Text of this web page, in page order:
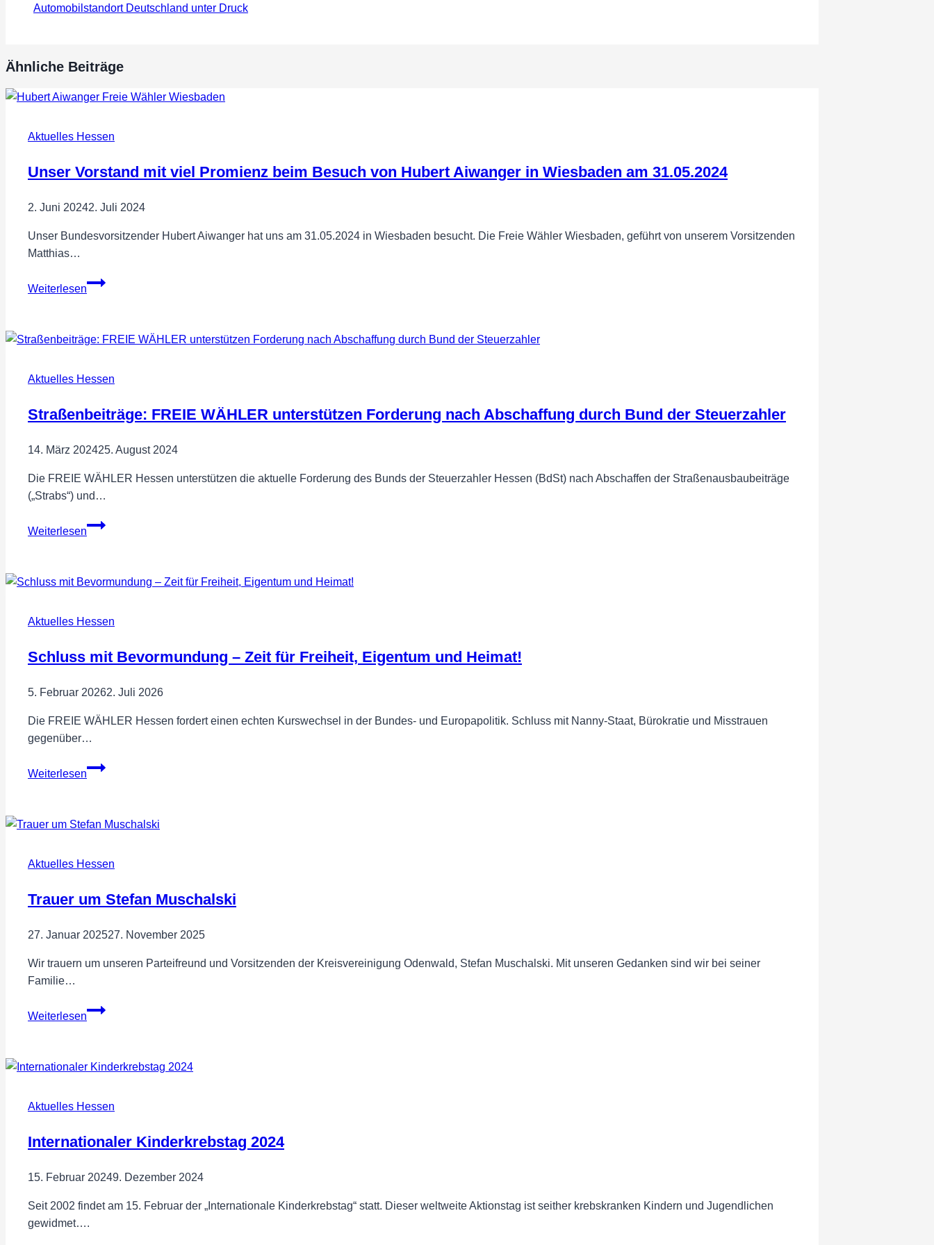
Automobilstandort Deutschland unter Druck
Ähnliche Beiträge
Aktuelles Hessen
Unser Vorstand mit viel Promienz beim Besuch von Hubert Aiwanger in Wiesbaden am 31.05.2024
2. Juni 20242. Juli 2024
Unser Bundesvorsitzender Hubert Aiwanger hat uns am 31.05.2024 in Wiesbaden besucht. Die Freie Wähler Wiesbaden, geführt von unserem Vorsitzenden
Matthias…
Weiterlesen
Unser
viel
Besuch
Hubert
in
Wiesbaden
am
Aktuelles Hessen
Straßenbeiträge: FREIE WÄHLER unterstützen Forderung nach Abschaffung durch Bund der Steuerzahler
14. März 202425. August 2024
Die FREIE WÄHLER Hessen unterstützen die aktuelle Forderung des Bunds der Steuerzahler Hessen (BdSt) nach Abschaffen der Straßenausbaubeiträge
(„Strabs“) und…
Weiterlesen
Straßenbeiträge:
unterstützen
Abschaffung
Bund
Steuerzahler
Aktuelles Hessen
Schluss mit Bevormundung – Zeit für Freiheit, Eigentum und Heimat!
5. Februar 20262. Juli 2026
Die FREIE WÄHLER Hessen fordert einen echten Kurswechsel in der Bundes- und Europapolitik. Schluss mit Nanny-Staat, Bürokratie und Misstrauen
gegenüber…
Weiterlesen
Schluss
–
Freiheit,
und
Aktuelles Hessen
Trauer um Stefan Muschalski
27. Januar 202527. November 2025
Wir trauern um unseren Parteifreund und Vorsitzenden der Kreisvereinigung Odenwald, Stefan Muschalski. Mit unseren Gedanken sind wir bei seiner
Familie…
Weiterlesen
Trauer
Muschalski
Aktuelles Hessen
Internationaler Kinderkrebstag 2024
15. Februar 20249. Dezember 2024
Seit 2002 findet am 15. Februar der „Internationale Kinderkrebstag“ statt. Dieser weltweite Aktionstag ist seither krebskranken Kindern und Jugendlichen
gewidmet….